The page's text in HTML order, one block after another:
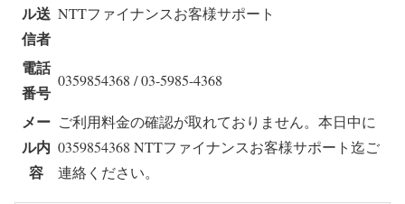
ル送
信者
NTTファイナンスお客様サポート
電話
番号
0359854368 / 03-5985-4368
メー
ル内
容
ご利用料金の確認が取れておりません。本日中に
0359854368 NTTファイナンスお客様サポート迄ご
連絡ください。